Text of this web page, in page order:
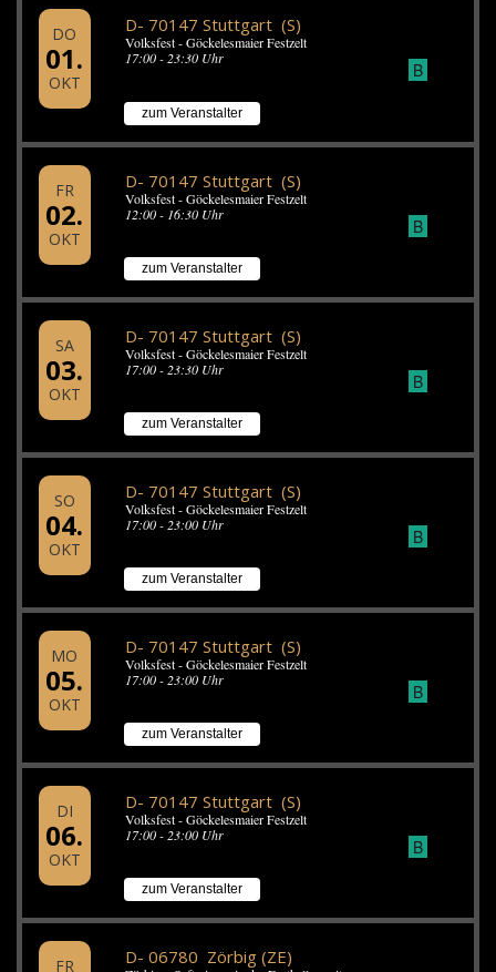
DO
01.
OKT
D- 70147 Stuttgart (S)
Volksfest - Göckelesmaier Festzelt
17:00 - 23:30 Uhr
zum Veranstalter
B
FR
02.
OKT
D- 70147 Stuttgart (S)
Volksfest - Göckelesmaier Festzelt
12:00 - 16:30 Uhr
zum Veranstalter
B
SA
03.
OKT
D- 70147 Stuttgart (S)
Volksfest - Göckelesmaier Festzelt
17:00 - 23:30 Uhr
zum Veranstalter
B
SO
04.
OKT
D- 70147 Stuttgart (S)
Volksfest - Göckelesmaier Festzelt
17:00 - 23:00 Uhr
zum Veranstalter
B
MO
05.
OKT
D- 70147 Stuttgart (S)
Volksfest - Göckelesmaier Festzelt
17:00 - 23:00 Uhr
zum Veranstalter
B
DI
06.
OKT
D- 70147 Stuttgart (S)
Volksfest - Göckelesmaier Festzelt
17:00 - 23:00 Uhr
zum Veranstalter
B
FR D- 06780 Zörbig (ZE)